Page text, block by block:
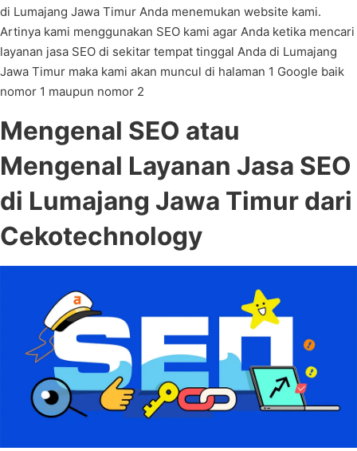
di Lumajang Jawa Timur Anda menemukan website kami.
Artinya kami menggunakan SEO kami agar Anda ketika mencari
layanan jasa SEO di sekitar tempat tinggal Anda di Lumajang
Jawa Timur maka kami akan muncul di halaman 1 Google baik
nomor 1 maupun nomor 2
Mengenal SEO atau
Mengenal Layanan Jasa SEO
di Lumajang Jawa Timur dari
Cekotechnology